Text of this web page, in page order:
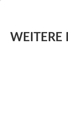
WEITERE